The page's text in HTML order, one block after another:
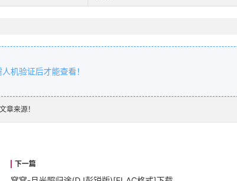
机验证后才能查看！
章来源！